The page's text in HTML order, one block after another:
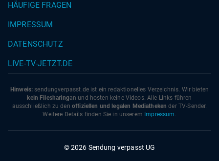
HÄUFIGE FRAGEN
IMPRESSUM
DATENSCHUTZ
LIVE-TV-JETZT.DE
Hinweis: sendungverpasst.de ist ein redaktionelles Verzeichnis. Wir bieten
kein Filesharingan und hosten keine Videos. Alle Links führen
ausschließlich zu den offiziellen und legalen Mediatheken der TV-Sender.
Weitere Details finden Sie in unserem Impressum.
© 2026 Sendung verpasst UG